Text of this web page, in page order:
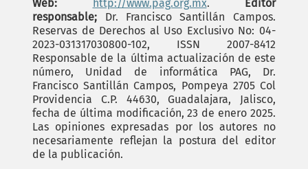
Web:
http://www.pag.org.mx.
Editor
responsable; Dr. Francisco Santillán Campos.
Reservas de Derechos al Uso Exclusivo No: 04-
2023-031317030800-102, ISSN 2007-8412
Responsable de la última actualización de este
número, Unidad de informática PAG, Dr.
Francisco Santillán Campos, Pompeya 2705 Col
Providencia C.P. 44630, Guadalajara, Jalisco,
fecha de última modificación, 23 de enero 2025.
Las opiniones expresadas por los autores no
necesariamente reflejan la postura del editor
de la publicación.